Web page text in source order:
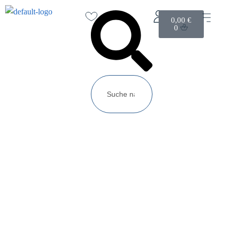
0,00 €
0